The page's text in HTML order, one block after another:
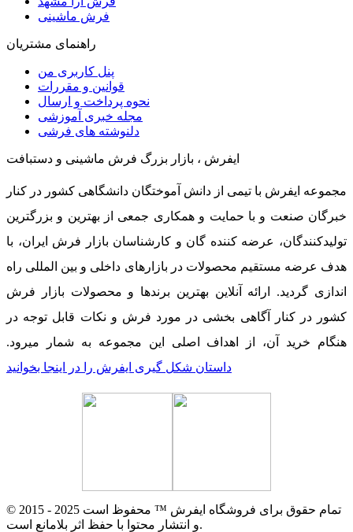
فرش ماشینی
راهنمای مشتریان
پنل کاربری من
قوانین و مقررات
نحوه پرداخت و ارسال
مجله خبری آموزشی
دلنوشته های فرشی
ایفرش ، بازار بزرگ فرش ماشینی و دستبافت
مجموعه ایفرش با تیمی از دانش آموختگان دانشگاهی کشور در کنار
خبرگان صنعت و با حمایت و همکاری جمعی از بهترین و بزرگترین
تولیدکنندگان، عرضه کننده گان و کارشناسان بازار فرش ایران، با
هدف عرضه مستقیم محصولات در بازارهای داخلی و بین المللی راه
اندازی گردید. ارائه آنلاین بهترین برندها و محصولات بازار فرش
کشور در کنار آگاهی بخشی در مورد فرش و نکات قابل توجه در
هنگام خرید آن، از اهداف اصلی این مجموعه به شمار میرود.
داستان شکل گیری ایفرش را در اینجا بخوانید
© 2015 - 2025 تمام حقوق برای فروشگاه ایفرش ™ محفوظ است
و انتشار محتوا با حفظ اثر بلامانع است.